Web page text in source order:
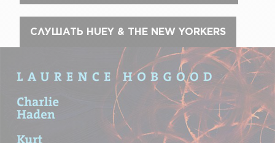
СЛУШАТЬ HUEY & THE NEW YORKERS